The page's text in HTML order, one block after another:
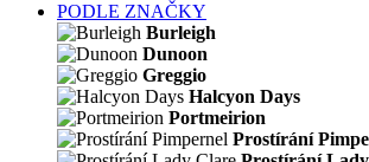
PODLE ZNAČKY
Burleigh
Dunoon
Greggio
Halcyon Days
Portmeirion
Prostírání